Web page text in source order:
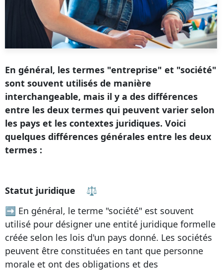
En général, les termes "entreprise" et "société"
sont souvent utilisés de manière
interchangeable, mais il y a des différences
entre les deux termes qui peuvent varier selon
les pays et les contextes juridiques. Voici
quelques différences générales entre les deux
termes :
Statut juridique ‍⚖
➡ En général, le terme "société" est souvent
utilisé pour désigner une entité juridique formelle
créée selon les lois d'un pays donné. Les sociétés
peuvent être constituées en tant que personne
morale et ont des obligations et des